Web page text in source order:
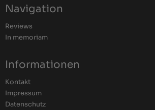
Navigation
Reviews
In memoriam
Informationen
Kontakt
Impressum
Datenschutz